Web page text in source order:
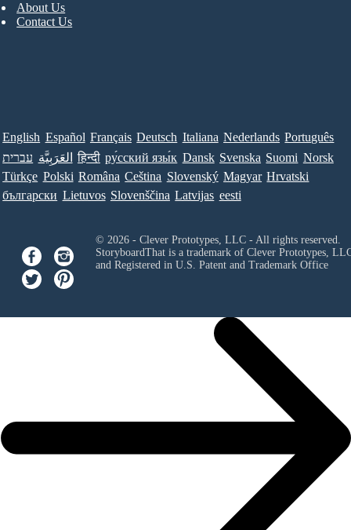
About Us
Contact Us
English Español Français Deutsch Italiana Nederlands Português
עברית العَرَبِيَّة हिन्दी ру́сский язы́к Dansk Svenska Suomi Norsk
Türkçe Polski Româna Ceština Slovenský Magyar Hrvatski
български Lietuvos Slovenščina Latvijas eesti
© 2026 - Clever Prototypes, LLC - All rights reserved.
StoryboardThat is a trademark of Clever Prototypes,
and Registered in U.S. Patent and Trademark Office